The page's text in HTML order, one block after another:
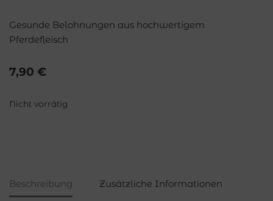
Gesunde Belohnungen aus hochwertigem
Pferdefleisch
7,90 €
Nicht vorrätig
Beschreibung Zusätzliche Informationen